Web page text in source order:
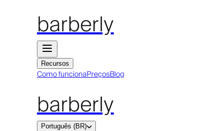
barberly
Recursos
Como funcionaPreçosBlog
barberly
Português (BR)